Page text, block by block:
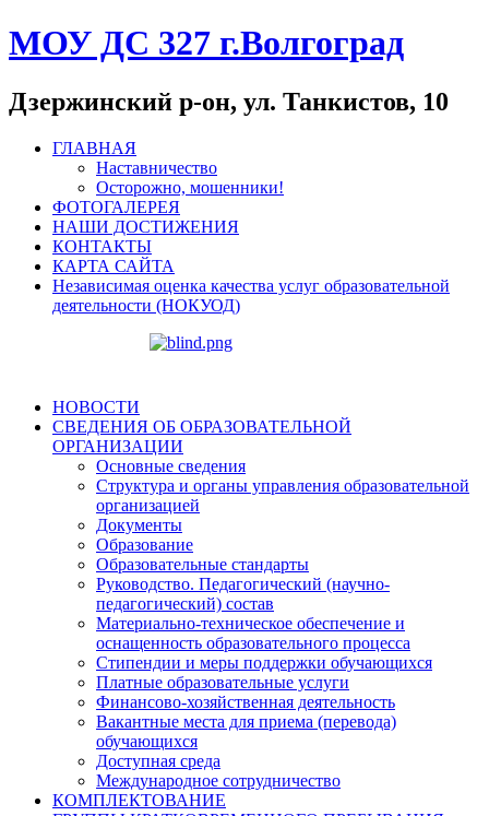
МОУ ДС 327 г.Волгоград
Дзержинский р-он, ул. Танкистов, 10
ГЛАВНАЯ
Наставничество
Осторожно, мошенники!
ФОТОГАЛЕРЕЯ
НАШИ ДОСТИЖЕНИЯ
КОНТАКТЫ
КАРТА САЙТА
Независимая оценка качества услуг образовательной
деятельности (НОКУОД)
НОВОСТИ
СВЕДЕНИЯ ОБ ОБРАЗОВАТЕЛЬНОЙ
ОРГАНИЗАЦИИ
Основные сведения
Структура и органы управления образовательной
организацией
Документы
Образование
Образовательные стандарты
Руководство. Педагогический (научно-
педагогический) состав
Материально-техническое обеспечение и
оснащенность образовательного процесса
Стипендии и меры поддержки обучающихся
Платные образовательные услуги
Финансово-хозяйственная деятельность
Вакантные места для приема (перевода)
обучающихся
Доступная среда
Международное сотрудничество
КОМПЛЕКТОВАНИЕ